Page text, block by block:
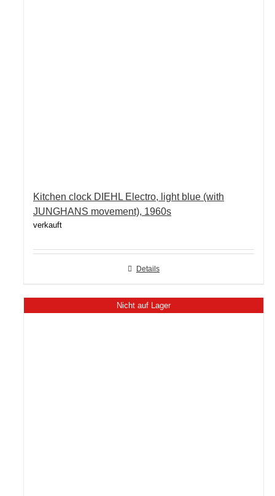
Kitchen clock DIEHL Electro, light blue (with
JUNGHANS movement), 1960s
verkauft
Details
Nicht auf Lager